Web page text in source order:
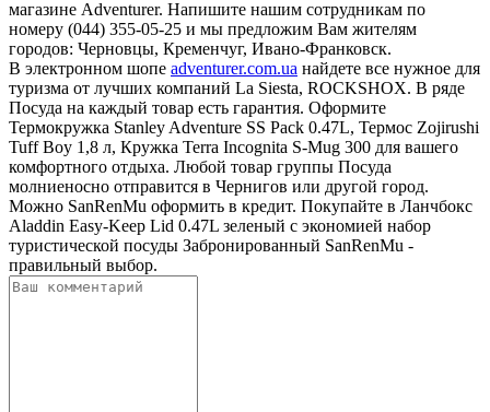
магазине Adventurer. Напишите нашим сотрудникам по
номеру (044) 355-05-25 и мы предложим Вам жителям
городов: Черновцы, Кременчуг, Ивано-Франковск.
В электронном шопе adventurer.com.ua найдете все нужное для
туризма от лучших компаний La Siesta, ROCKSHOX. В ряде
Посуда на каждый товар есть гарантия. Оформите
Термокружка Stanley Adventure SS Pack 0.47L, Термос Zojirushi
Tuff Boy 1,8 л, Кружка Terra Incognita S-Mug 300 для вашего
комфортного отдыха. Любой товар группы Посуда
молниеносно отправится в Чернигов или другой город.
Можно SanRenMu оформить в кредит. Покупайте в Ланчбокс
Aladdin Easy-Keep Lid 0.47L зеленый с экономией набор
туристической посуды Забронированный SanRenMu -
правильный выбор.